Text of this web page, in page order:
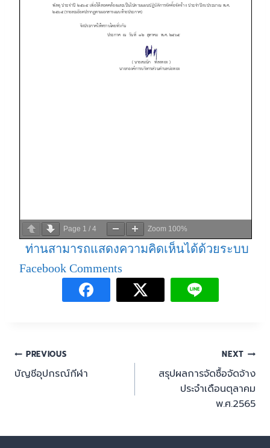
Page 1 / 4 Zoom 100%
ท่านสามารถแสดงความคิดเห็นได้ด้วยระบบ
Facebook Comments
PREVIOUS
บัญชีอุปกรณ์กีฬา
NEXT
สรุปผลการจัดซื้อจัดจ้าง
ประจำเดือนตุลาคม
พ.ศ.2565